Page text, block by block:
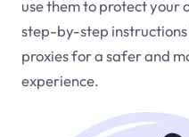
use them to protect your
step-by-step instructions
proxies for a safer and
experience.